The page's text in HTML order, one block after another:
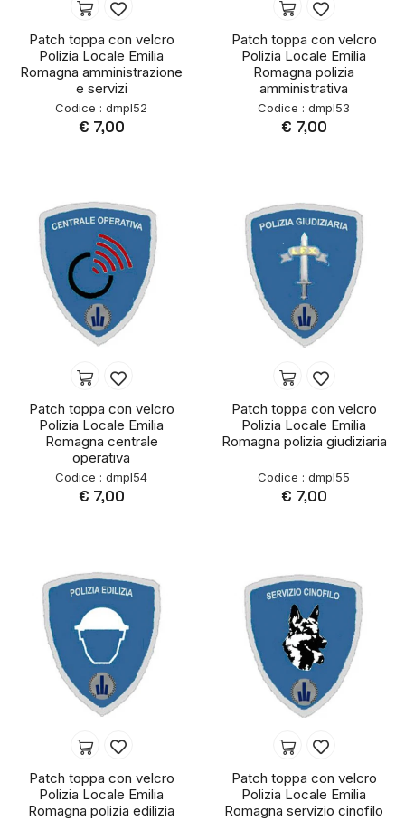
Patch toppa con velcro
Polizia Locale Emilia
Romagna amministrazione
e servizi
Codice : dmpl52
€ 7,00
Patch toppa con velcro
Polizia Locale Emilia
Romagna polizia
amministrativa
Codice : dmpl53
€ 7,00
Patch toppa con velcro
Polizia Locale Emilia
Romagna centrale
operativa
Codice : dmpl54
€ 7,00
Patch toppa con velcro
Polizia Locale Emilia
Romagna polizia giudiziaria
Codice : dmpl55
€ 7,00
Patch toppa con velcro
Polizia Locale Emilia
Romagna polizia edilizia
Patch toppa con velcro
Polizia Locale Emilia
Romagna servizio cinofilo